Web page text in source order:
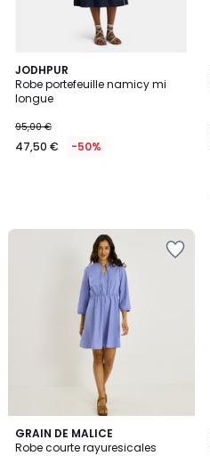
JODHPUR
Robe portefeuille namicy mi
longue
95,00 €
47,50 € -50%
GRAIN DE MALICE
Robe courte rayuresicales